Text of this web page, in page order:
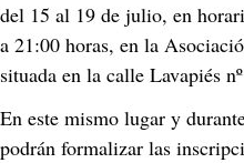
del 15 al 19 de julio, en
a 21:00 horas, en la
situada en la calle Lavapiés
En este mismo lugar y
podrán formalizar las